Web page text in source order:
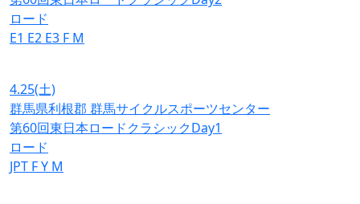
ロード
E1 E2 E3 F M
4.25(土)
群馬県利根郡 群馬サイクルスポーツセンター
第60回東日本ロードクラシックDay1
ロード
JPT FY M